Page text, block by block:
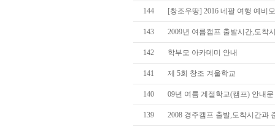
144 [창조우땅] 2016 네팔 여행 예비
143 2009년 여름캠프 출발시간,도착
142 학부모 아카데미 안내
141 제 5회 창조 겨울학교
140 09년 여름 계절학교(캠프) 안내
139 2008 경주캠프 출발,도착시간과